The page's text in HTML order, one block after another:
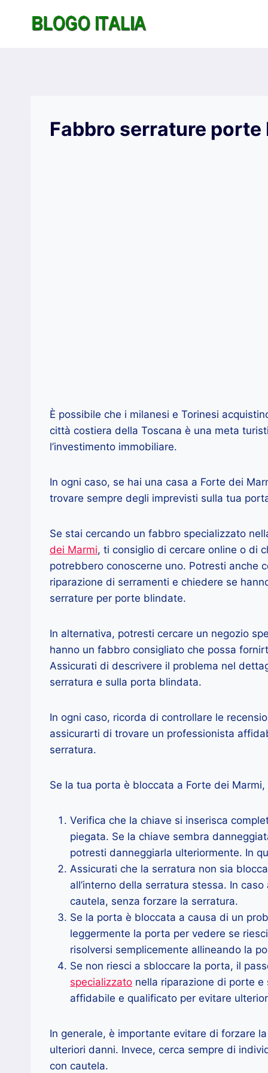
Fabbro serrature
È possibile che i milanesi e Torinesi
città costiera della Toscana è una meta
l’investimento immobiliare.
In ogni caso, se hai una casa a Forte dei
trovare sempre degli imprevisti sulla tua
Se stai cercando un fabbro specializzato
dei Marmi, ti consiglio di cercare online o di
potrebbero conoscerne uno. Potresti anche
riparazione di serramenti e chiedere se
serrature per porte blindate.
In alternativa, potresti cercare un negozio
hanno un fabbro consigliato che possa
Assicurati di descrivere il problema nel
serratura e sulla porta blindata.
In ogni caso, ricorda di controllare le
assicurarti di trovare un professionista
serratura.
Se la tua porta è bloccata a Forte dei
Verifica che la chiave si inserisca
piegata. Se la chiave sembra
potresti danneggiarla ulteriormente. In
Assicurati che la serratura non sia
all’interno della serratura stessa. In
cautela, senza forzare la serratura.
Se la porta è bloccata a causa di un
leggermente la porta per vedere se
risolversi semplicemente allineando la
Se non riesci a sbloccare la porta, il
specializzato nella riparazione di porte
affidabile e qualificato per evitare
In generale, è importante evitare di forzare
ulteriori danni. Invece, cerca sempre di
con cautela.